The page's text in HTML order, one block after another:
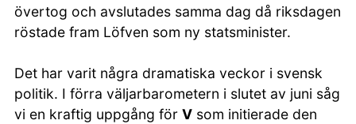
övertog och avslutades samma dag då riksdagen
röstade fram Löfven som ny statsminister.
Det har varit några dramatiska veckor i svensk
politik. I förra väljarbarometern i slutet av juni såg
vi en kraftig uppgång för V som initierade den